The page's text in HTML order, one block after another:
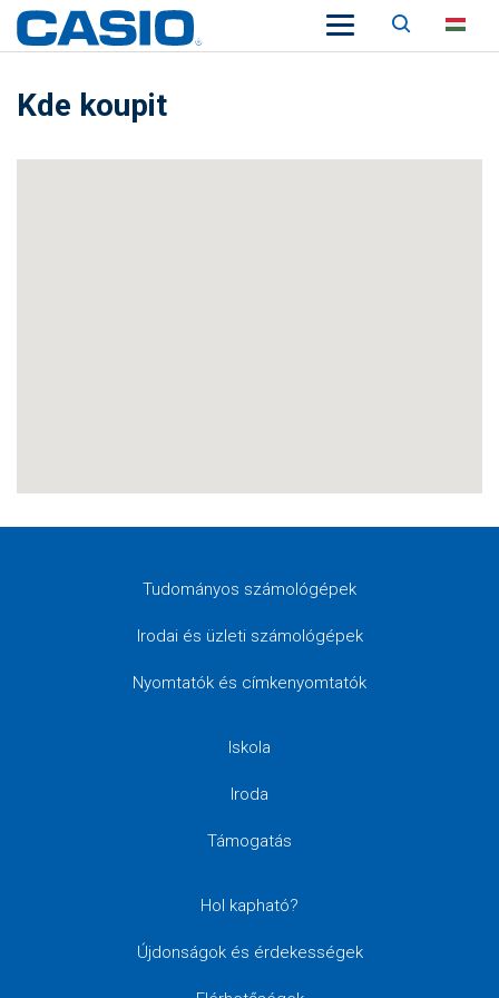
Keresés
Kde koupit
Tudományos számológépek
Irodai és üzleti számológépek
Nyomtatók és címkenyomtatók
Iskola
Iroda
Támogatás
Hol kapható?
Újdonságok és érdekességek